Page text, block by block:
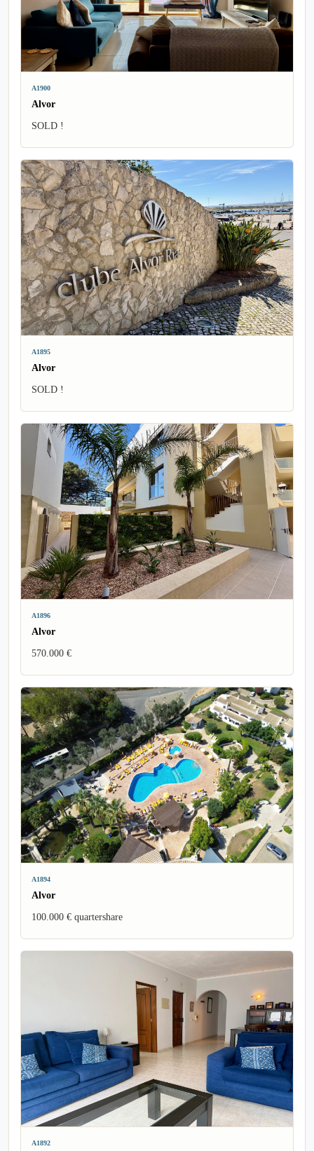
A1900
Alvor
SOLD !
A1895
Alvor
SOLD !
A1896
Alvor
570.000 €
A1894
Alvor
100.000 € quartershare
A1892